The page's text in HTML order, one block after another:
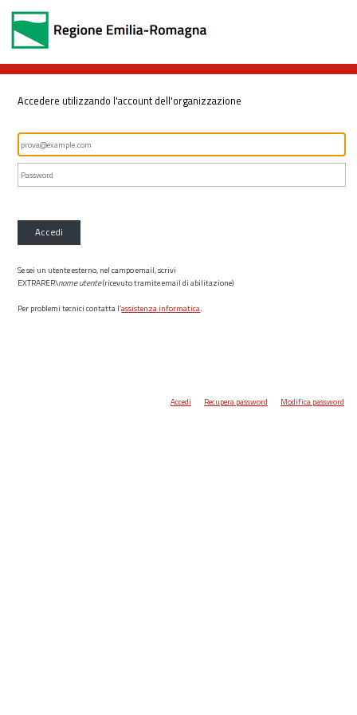
Accedere utilizzando l'account dell'organizzazione
Accedi
Se sei un utente esterno, nel campo email, scrivi
EXTRARER\nome utente(ricevuto tramite email di abilitazione)
Per problemi tecnici contatta l’assistenza informatica.
Accedi Recupera password Modifica password